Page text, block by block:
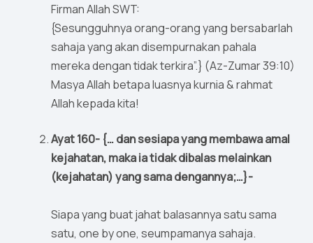
Firman Allah SWT:
{Sesungguhnya orang-orang yang bersabarlah
sahaja yang akan disempurnakan pahala
mereka dengan tidak terkira”.} (Az-Zumar 39:10)
Masya Allah betapa luasnya kurnia & rahmat
Allah kepada kita!
Ayat 160- {… dan sesiapa yang membawa amal
kejahatan, maka ia tidak dibalas melainkan
(kejahatan) yang sama dengannya;…}-
Siapa yang buat jahat balasannya satu sama
satu, one by one, seumpamanya sahaja.